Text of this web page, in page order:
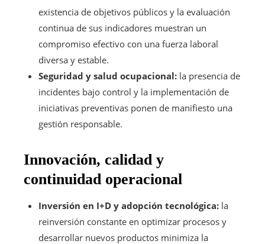
existencia de objetivos públicos y la evaluación
continua de sus indicadores muestran un
compromiso efectivo con una fuerza laboral
diversa y estable.
Seguridad y salud ocupacional: la presencia de
incidentes bajo control y la implementación de
iniciativas preventivas ponen de manifiesto una
gestión responsable.
Innovación, calidad y
continuidad operacional
Inversión en I+D y adopción tecnológica: la
reinversión constante en optimizar procesos y
desarrollar nuevos productos minimiza la